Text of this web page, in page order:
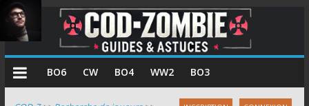
COD
BO6 CW BO4 WW2 BO3